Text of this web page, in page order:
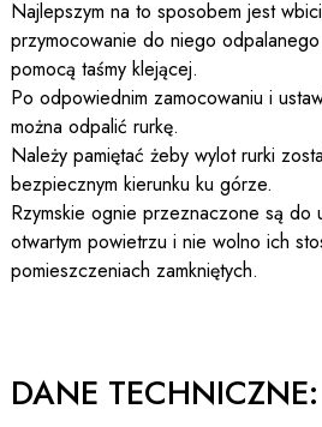
Najlepszym na to sposobem jest
przymocowanie do niego
pomocą taśmy klejącej.
Po odpowiednim zamocowaniu i
można odpalić rurkę.
Należy pamiętać żeby wylot rurki
bezpiecznym kierunku ku górze.
Rzymskie ognie przeznaczone są do
otwartym powietrzu i nie wolno ich
pomieszczeniach zamkniętych.
DANE TECHNICZNE: